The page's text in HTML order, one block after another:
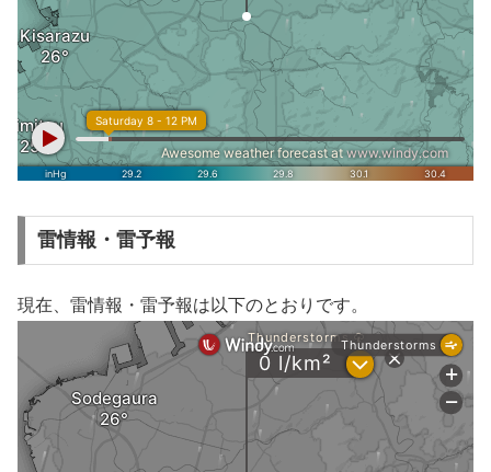
雷情報・雷予報
現在、雷情報・雷予報は以下のとおりです。